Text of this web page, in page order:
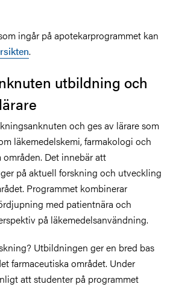
ingår på apotekarprogrammet kan
.
utbildning och
och ges av lärare som
läkemedelskemi, farmakologi och
Det innebär att
på aktuell forskning och utveckling
Programmet kombinerar
med patientnära och
på läkemedelsanvändning.
Utbildningen ger en bred bas
farmaceutiska området. Under
att studenter på programmet